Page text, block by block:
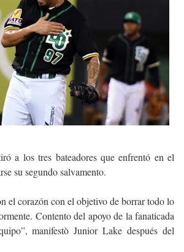
a los tres bateadores que enfrentó en el
su segundo salvamento.
el corazón con el objetivo de borrar todo lo
Contento del apoyo de la fanaticada
manifestò Junior Lake después del